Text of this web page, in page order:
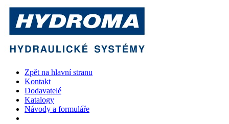
Zpět na hlavní stranu
Kontakt
Dodavatelé
Katalogy
Návody a formuláře